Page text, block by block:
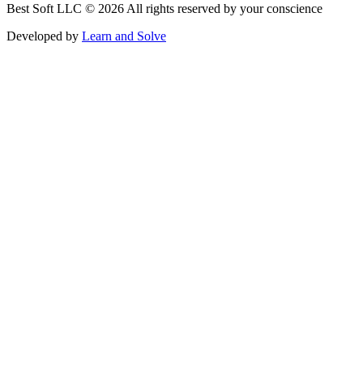
Best Soft LLC © 2026 All rights reserved by your conscience
Developed by Learn and Solve